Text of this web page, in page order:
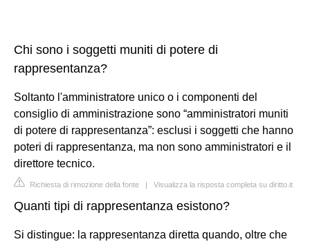
Chi sono i soggetti muniti di potere di
rappresentanza?
Soltanto l'amministratore unico o i componenti del
consiglio di amministrazione sono “amministratori muniti
di potere di rappresentanza”: esclusi i soggetti che hanno
poteri di rappresentanza, ma non sono amministratori e il
direttore tecnico.
Richiesta di rimozione della fonte | Visualizza la risposta completa su diritto.it
Quanti tipi di rappresentanza esistono?
Si distingue: la rappresentanza diretta quando, oltre che